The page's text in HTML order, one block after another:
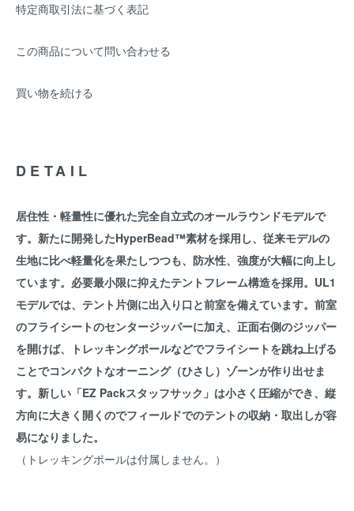
特定商取引法に基づく表記
この商品について問い合わせる
買い物を続ける
DETAIL
居住性・軽量性に優れた完全自立式のオールラウンドモデルで
す。新たに開発したHyperBead™素材を採用し、従来モデルの
生地に比べ軽量化を果たしつつも、防水性、強度が大幅に向上し
ています。必要最小限に抑えたテントフレーム構造を採用。UL1
モデルでは、テント片側に出入り口と前室を備えています。前室
のフライシートのセンタージッパーに加え、正面右側のジッパー
を開けば、トレッキングポールなどでフライシートを跳ね上げる
ことでコンパクトなオーニング（ひさし）ゾーンが作り出せま
す。新しい「EZ Packスタッフサック」は小さく圧縮ができ、縦
方向に大きく開くのでフィールドでのテントの収納・取出しが容
易になりました。
（トレッキングポールは付属しません。）